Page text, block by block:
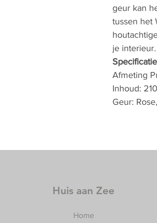
geur kan
tussen het
je interieur.
Afmeting
Inhoud:
Geur:
Huis aan Zee
Home